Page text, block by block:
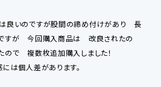
良いのですが股間の締め付けがあり 長
すが 今回購入商品は 改良されたの
で 複数枚追加購入しました！
は個人差があります。